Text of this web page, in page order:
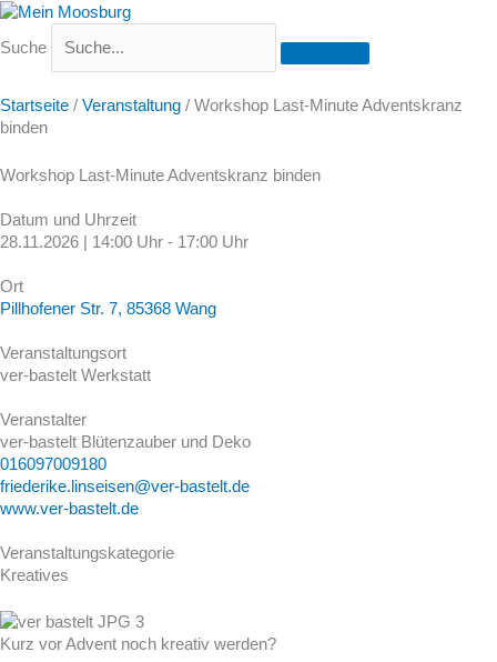
Suche
Startseite / Veranstaltung / Workshop Last-Minute Adventskranz
binden
Workshop Last-Minute Adventskranz binden
Datum und Uhrzeit
28.11.2026 | 14:00 Uhr - 17:00 Uhr
Ort
Pillhofener Str. 7, 85368 Wang
Veranstaltungsort
ver-bastelt Werkstatt
Veranstalter
ver-bastelt Blütenzauber und Deko
016097009180
friederike.linseisen@ver-bastelt.de
www.ver-bastelt.de
Veranstaltungskategorie
Kreatives
Kurz vor Advent noch kreativ werden?